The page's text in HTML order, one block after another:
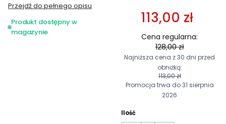
Przejdź do pełnego opisu
Produkt dostępny w
magazynie
113,00 zł
Cena regularna:
128,00 zł
Najniższa cena z 30 dni przed
obniżką:
113,00 zł
Promocja trwa do 31 sierpnia
2026
Ilość